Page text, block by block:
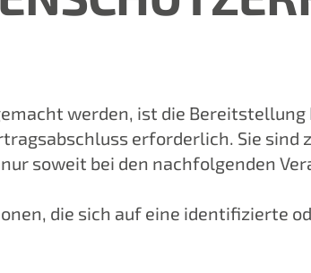
werden, ist die
erforderlich. Sie
soweit bei den nachfolgenden
die sich auf eine identifizierte